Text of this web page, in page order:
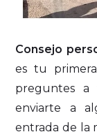
Consejo
es tu
preguntes a
enviarte a
entrada de la